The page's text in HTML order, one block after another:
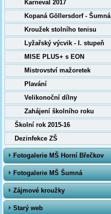
Karneval 2017
Kopaná Göllersdorf - Šumná
Kroužek stolního tenisu
Lyžařský výcvik - I. stupeň
MISE PLUS+ s EON
Mistrovství mažoretek
Plavání
Velikonoční dílny
Zahájení školního roku
Školní rok 2015-16
Dezinfekce ZŠ
Fotogalerie MŠ Horní Břečkov
Fotogalerie MŠ Šumná
Zájmové kroužky
Starý web